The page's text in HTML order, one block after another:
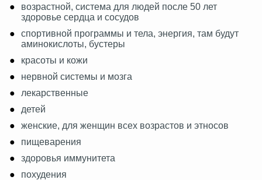
возрастной, система для людей после 50 лет
здоровье сердца и сосудов
спортивной программы и тела, энергия, там будут
аминокислоты, бустеры
красоты и кожи
нервной системы и мозга
лекарственные
детей
женские, для женщин всех возрастов и этносов
пищеварения
здоровья иммунитета
похудения